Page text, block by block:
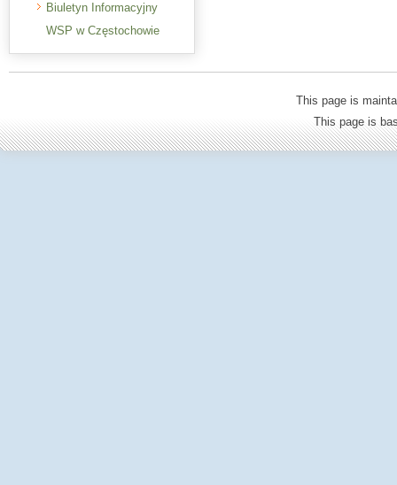
Biuletyn Informacyjny
WSP w Częstochowie
This page is
This page is